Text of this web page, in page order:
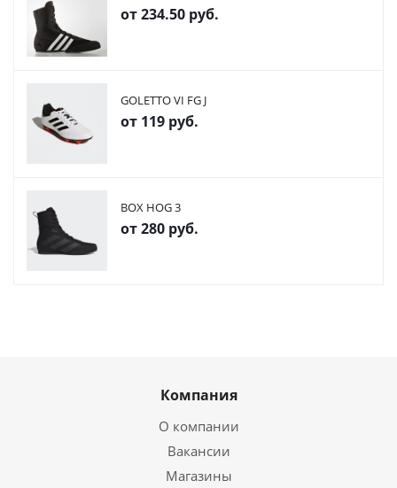
от234.50 руб.
GOLETTO VI FG J
от 119 руб.
BOX HOG 3
от280 руб.
Компания
О компании
Вакансии
Магазины